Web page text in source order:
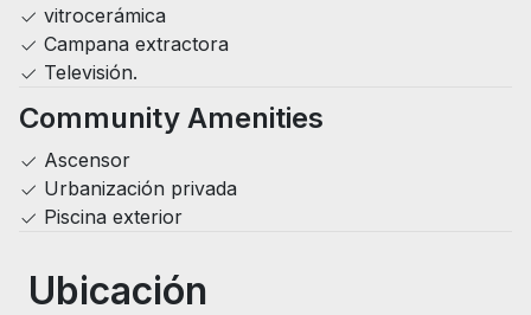
vitrocerámica
Campana extractora
Televisión.
Community Amenities
Ascensor
Urbanización privada
Piscina exterior
Ubicación